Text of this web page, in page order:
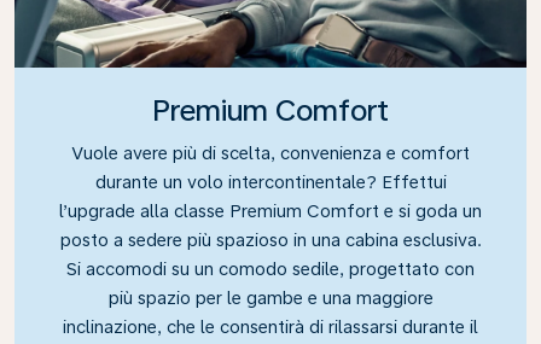
Premium Comfort
Vuole avere più di scelta, convenienza e comfort
durante un volo intercontinentale? Effettui
l’upgrade alla classe Premium Comfort e si goda un
posto a sedere più spazioso in una cabina esclusiva.
Si accomodi su un comodo sedile, progettato con
più spazio per le gambe e una maggiore
inclinazione, che le consentirà di rilassarsi durante il